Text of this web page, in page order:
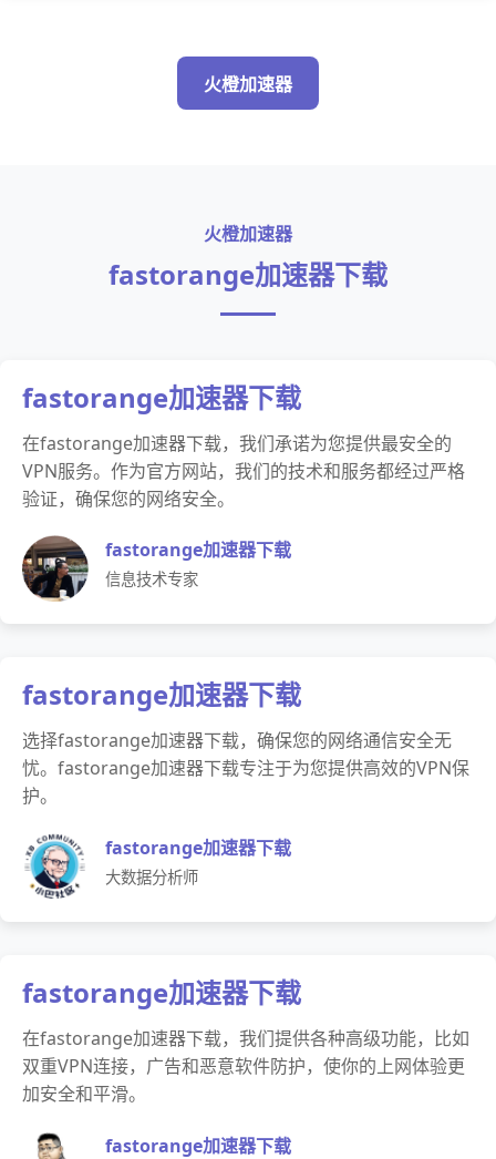
火橙加速器
火橙加速器
fastorange加速器下载
fastorange加速器下载
在fastorange加速器下载，我们承诺为您提供最安全的
VPN服务。作为官方网站，我们的技术和服务都经过严格
验证，确保您的网络安全。
fastorange加速器下载
信息技术专家
fastorange加速器下载
选择fastorange加速器下载，确保您的网络通信安全无
忧。fastorange加速器下载专注于为您提供高效的VPN保
护。
fastorange加速器下载
大数据分析师
fastorange加速器下载
在fastorange加速器下载，我们提供各种高级功能，比如
双重VPN连接，广告和恶意软件防护，使你的上网体验更
加安全和平滑。
fastorange加速器下载